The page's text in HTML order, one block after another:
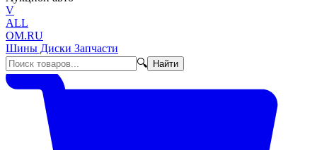
V
ALL
OM.RU
Шины Диски Запчасти
🔍
Найти